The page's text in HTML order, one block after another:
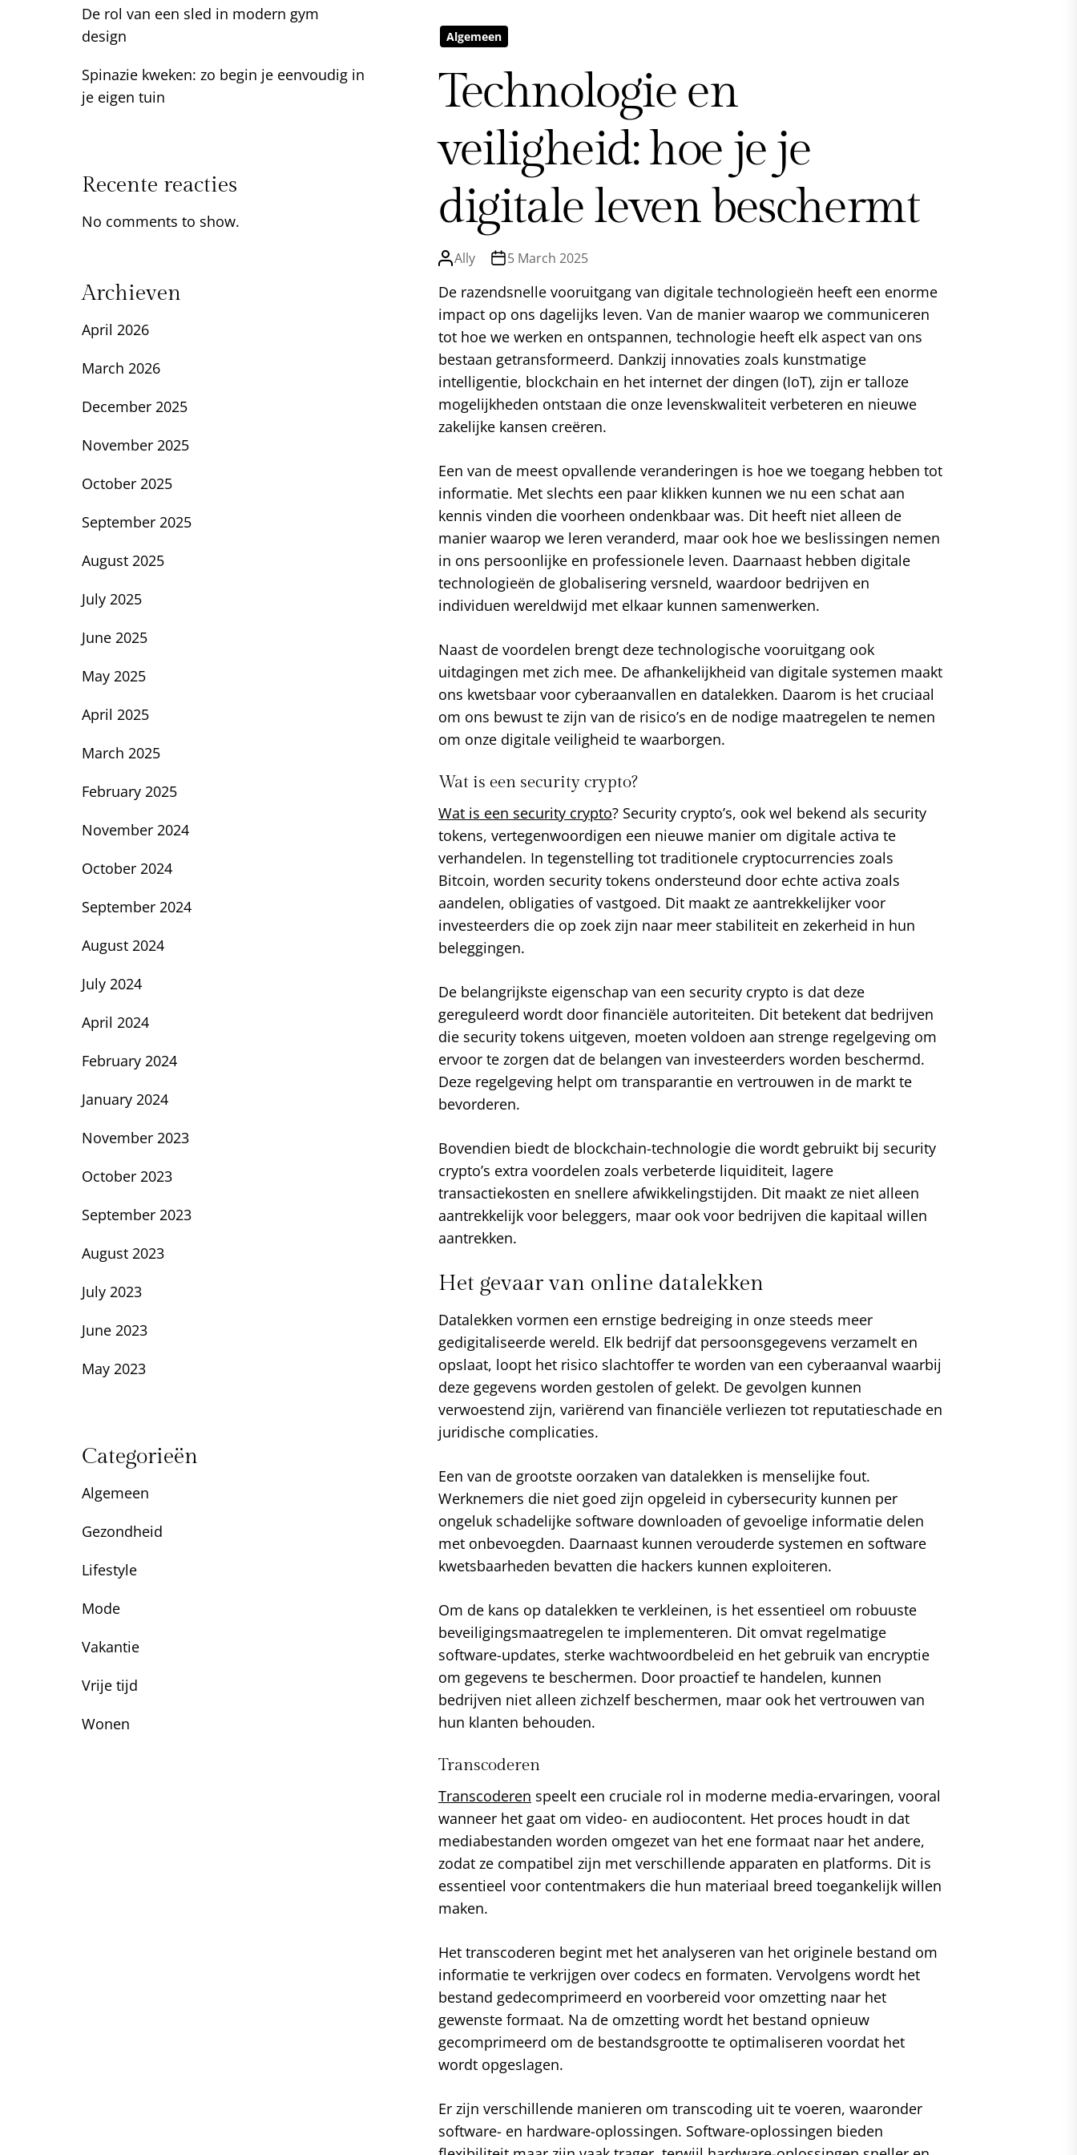
Algemeen
Technologie en
veiligheid: hoe je je
digitale leven beschermt
Ally 5 March 2025
De razendsnelle vooruitgang van digitale technologieën heeft een enorme
impact op ons dagelijks leven. Van de manier waarop we communiceren
tot hoe we werken en ontspannen, technologie heeft elk aspect van ons
bestaan getransformeerd. Dankzij innovaties zoals kunstmatige
intelligentie, blockchain en het internet der dingen (IoT), zijn er talloze
mogelijkheden ontstaan die onze levenskwaliteit verbeteren en nieuwe
zakelijke kansen creëren.
Een van de meest opvallende veranderingen is hoe we toegang hebben tot
informatie. Met slechts een paar klikken kunnen we nu een schat aan
kennis vinden die voorheen ondenkbaar was. Dit heeft niet alleen de
manier waarop we leren veranderd, maar ook hoe we beslissingen nemen
in ons persoonlijke en professionele leven. Daarnaast hebben digitale
technologieën de globalisering versneld, waardoor bedrijven en
individuen wereldwijd met elkaar kunnen samenwerken.
Naast de voordelen brengt deze technologische vooruitgang ook
uitdagingen met zich mee. De afhankelijkheid van digitale systemen maakt
ons kwetsbaar voor cyberaanvallen en datalekken. Daarom is het cruciaal
om ons bewust te zijn van de risico’s en de nodige maatregelen te nemen
om onze digitale veiligheid te waarborgen.
Wat is een security crypto?
Wat is een security crypto? Security crypto’s, ook wel bekend als security
tokens, vertegenwoordigen een nieuwe manier om digitale activa te
verhandelen. In tegenstelling tot traditionele cryptocurrencies zoals
Bitcoin, worden security tokens ondersteund door echte activa zoals
aandelen, obligaties of vastgoed. Dit maakt ze aantrekkelijker voor
investeerders die op zoek zijn naar meer stabiliteit en zekerheid in hun
beleggingen.
De belangrijkste eigenschap van een security crypto is dat deze
gereguleerd wordt door financiële autoriteiten. Dit betekent dat bedrijven
die security tokens uitgeven, moeten voldoen aan strenge regelgeving om
ervoor te zorgen dat de belangen van investeerders worden beschermd.
Deze regelgeving helpt om transparantie en vertrouwen in de markt te
bevorderen.
Bovendien biedt de blockchain-technologie die wordt gebruikt bij security
crypto’s extra voordelen zoals verbeterde liquiditeit, lagere
transactiekosten en snellere afwikkelingstijden. Dit maakt ze niet alleen
aantrekkelijk voor beleggers, maar ook voor bedrijven die kapitaal willen
aantrekken.
Het gevaar van online datalekken
Datalekken vormen een ernstige bedreiging in onze steeds meer
gedigitaliseerde wereld. Elk bedrijf dat persoonsgegevens verzamelt en
opslaat, loopt het risico slachtoffer te worden van een cyberaanval waarbij
deze gegevens worden gestolen of gelekt. De gevolgen kunnen
verwoestend zijn, variërend van financiële verliezen tot reputatieschade en
juridische complicaties.
Een van de grootste oorzaken van datalekken is menselijke fout.
Werknemers die niet goed zijn opgeleid in cybersecurity kunnen per
ongeluk schadelijke software downloaden of gevoelige informatie delen
met onbevoegden. Daarnaast kunnen verouderde systemen en software
kwetsbaarheden bevatten die hackers kunnen exploiteren.
Om de kans op datalekken te verkleinen, is het essentieel om robuuste
beveiligingsmaatregelen te implementeren. Dit omvat regelmatige
software-updates, sterke wachtwoordbeleid en het gebruik van encryptie
om gegevens te beschermen. Door proactief te handelen, kunnen
bedrijven niet alleen zichzelf beschermen, maar ook het vertrouwen van
hun klanten behouden.
Transcoderen
Transcoderen speelt een cruciale rol in moderne media-ervaringen, vooral
wanneer het gaat om video- en audiocontent. Het proces houdt in dat
mediabestanden worden omgezet van het ene formaat naar het andere,
zodat ze compatibel zijn met verschillende apparaten en platforms. Dit is
essentieel voor contentmakers die hun materiaal breed toegankelijk willen
maken.
Het transcoderen begint met het analyseren van het originele bestand om
informatie te verkrijgen over codecs en formaten. Vervolgens wordt het
bestand gedecomprimeerd en voorbereid voor omzetting naar het
gewenste formaat. Na de omzetting wordt het bestand opnieuw
gecomprimeerd om de bestandsgrootte te optimaliseren voordat het
wordt opgeslagen.
Er zijn verschillende manieren om transcoding uit te voeren, waaronder
software- en hardware-oplossingen. Software-oplossingen bieden
De rol van een sled in modern gym
design
Spinazie kweken: zo begin je eenvoudig in
je eigen tuin
Recente reacties
No comments to show.
Archieven
April 2026
March 2026
December 2025
November 2025
October 2025
September 2025
August 2025
July 2025
June 2025
May 2025
April 2025
March 2025
February 2025
November 2024
October 2024
September 2024
August 2024
July 2024
April 2024
February 2024
January 2024
November 2023
October 2023
September 2023
August 2023
July 2023
June 2023
May 2023
Categorieën
Algemeen
Gezondheid
Lifestyle
Mode
Vakantie
Vrije tijd
Wonen